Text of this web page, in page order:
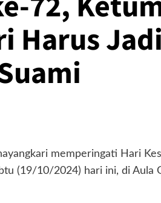
Harus Jadi
memperingati Hari
(19/10/2024) hari ini, di Aula